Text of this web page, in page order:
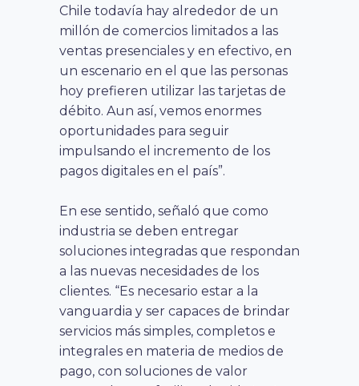
Chile todavía hay alrededor de un
millón de comercios limitados a las
ventas presenciales y en efectivo, en
un escenario en el que las personas
hoy prefieren utilizar las tarjetas de
débito. Aun así, vemos enormes
oportunidades para seguir
impulsando el incremento de los
pagos digitales en el país”.
En ese sentido, señaló que como
industria se deben entregar
soluciones integradas que respondan
a las nuevas necesidades de los
clientes. “Es necesario estar a la
vanguardia y ser capaces de brindar
servicios más simples, completos e
integrales en materia de medios de
pago, con soluciones de valor